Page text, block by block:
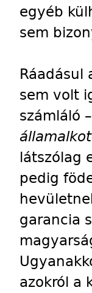
egyéb
sem
Ráadásul
sem volt
számláló
látszólag
pedig
garancia
azokról a